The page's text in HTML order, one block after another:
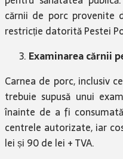
cărnii de porc provenite
restricție datorită Pestei
Examinarea cărnii
Carnea de porc, inclusiv
trebuie supusă unui
înainte de a fi
centrele autorizate, iar
lei și 90 de lei + TVA.